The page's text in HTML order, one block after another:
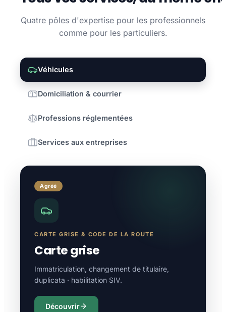
Quatre pôles d'expertise pour les professionnels
comme pour les particuliers.
Véhicules
Domiciliation & courrier
Professions réglementées
Services aux entreprises
Agréé
CARTE GRISE & CODE DE LA ROUTE
Carte grise
Immatriculation, changement de titulaire,
duplicata · habilitation SIV.
Découvrir